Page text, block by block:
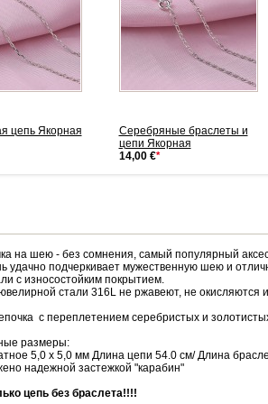
цепь Якорная
Серебряные браслеты и
цепи Якорная
14,00 €*
на шею - без сомнения, самый популярный
удачно подчеркивает мужественную шею и
с износостойким покрытием.
стали 316L не ржавеют, не окисляются
с переплетением серебристых и
размеры:
5,0 х 5,0 мм Длина цепи 54.0 см/ Длина
надежной застежкой "карабин"
цепь без браслета!!!!